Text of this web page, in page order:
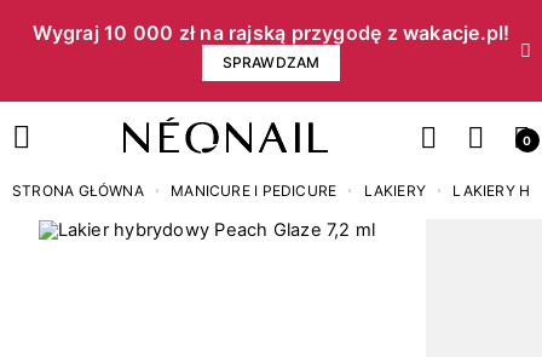
Wygraj 10 000 zł na rajską przygodę z wakacje.pl!​
SPRAWDZAM
0
STRONA GŁÓWNA MANICURE I PEDICURE LAKIERY LAKIERY